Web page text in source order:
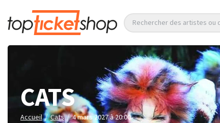
Rechercher des artistes ou
CATS
Accueil / Cats / 4 mars 2027 à 20:00